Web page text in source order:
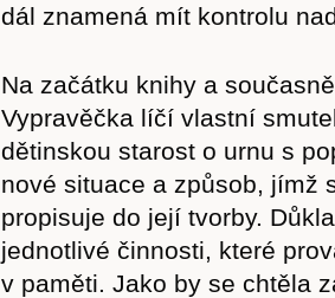
dál znamená mít kontrolu
Na začátku knihy a
Vypravěčka líčí vlastní
dětinskou starost o urnu s
nové situace a způsob, jímž
propisuje do její tvorby.
jednotlivé činnosti, které
v paměti. Jako by se chtěla